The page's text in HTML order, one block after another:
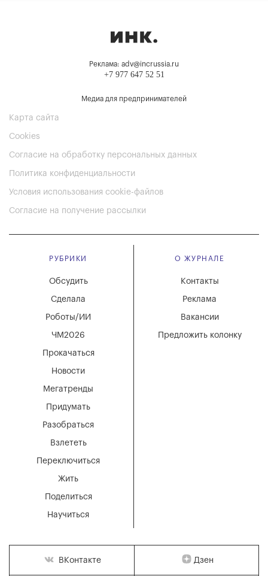
Реклама: adv@incrussia.ru
+7 977 647 52 51
Медиа для предпринимателей
Карта сайта
Cookies
Согласие на обработку персональных данных
Политика конфиденциальности
Условия использования cookie-файлов
Согласие на получение рассылки
РУБРИКИ
Мегатренды
Придумать
Разобраться
Взлететь
Новости
Переключиться
Жить
Поделиться
Научиться
Обсудить
Сделала
Роботы/ИИ
ЧМ2026
Прокачаться
О ЖУРНАЛЕ
Вакансии
Реклама
Контакты
Предложить колонку
ВКонтакте Дзен